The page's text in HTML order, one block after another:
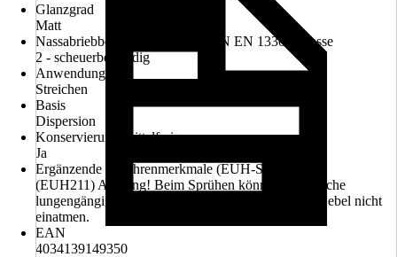
Glanzgrad
Matt
Nassabriebbeständigkeit nach DIN EN 13300 Klasse
2 - scheuerbeständig
Anwendung
Streichen
Basis
Dispersion
Konservierungsmittelfrei
Ja
Ergänzende Gefahrenmerkmale (EUH-Sätze)
(EUH211) Achtung! Beim Sprühen können gefährliche
lungengängige Tröpfchen entstehen. Aerosol oder Nebel nicht
einatmen.
EAN
4034139149350